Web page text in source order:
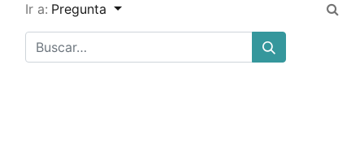
Ir a: Pregunta